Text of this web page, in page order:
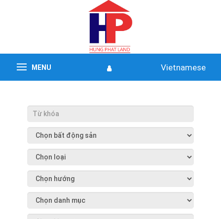
MENU Vietnamese